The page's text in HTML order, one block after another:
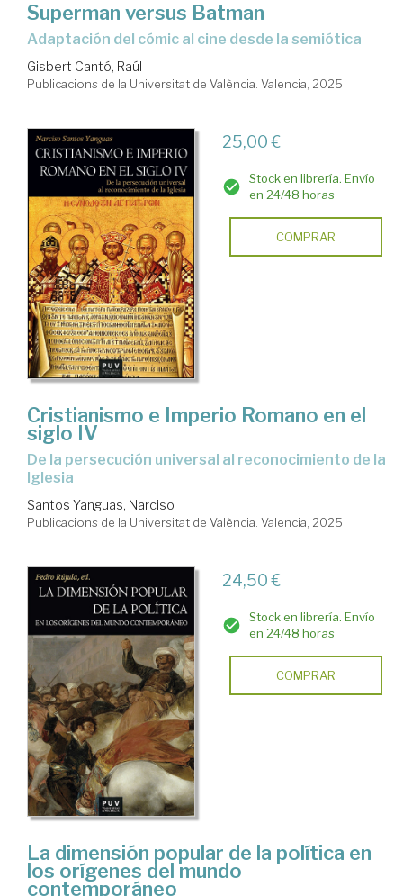
Superman versus Batman
Adaptación del cómic al cine desde la semiótica
Gisbert Cantó, Raúl
Publicacions de la Universitat de València. Valencia, 2025
25,00 €
Stock en librería. Envío
en 24/48 horas
COMPRAR
Cristianismo e Imperio Romano en el
siglo IV
De la persecución universal al reconocimiento de la
Iglesia
Santos Yanguas, Narciso
Publicacions de la Universitat de València. Valencia, 2025
24,50 €
Stock en librería. Envío
en 24/48 horas
COMPRAR
La dimensión popular de la política en
los orígenes del mundo
contemporáneo